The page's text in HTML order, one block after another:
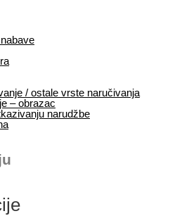
/ ostale vrste naručivanja
– obrazac
narudžbe